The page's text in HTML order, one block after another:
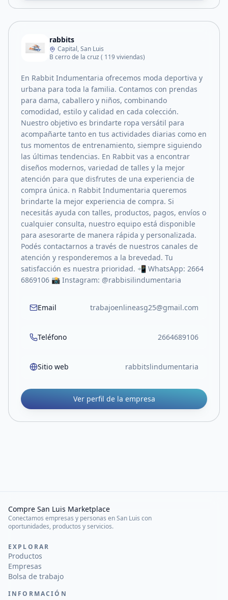
rabbits
Capital, San Luis
B cerro de la cruz ( 119 viviendas)
En Rabbit Indumentaria ofrecemos moda deportiva y
urbana para toda la familia. Contamos con prendas
para dama, caballero y niños, combinando
comodidad, estilo y calidad en cada colección.
Nuestro objetivo es brindarte ropa versátil para
acompañarte tanto en tus actividades diarias como en
tus momentos de entrenamiento, siempre siguiendo
las últimas tendencias. En Rabbit vas a encontrar
diseños modernos, variedad de talles y la mejor
atención para que disfrutes de una experiencia de
compra única. n Rabbit Indumentaria queremos
brindarte la mejor experiencia de compra. Si
necesitás ayuda con talles, productos, pagos, envíos o
cualquier consulta, nuestro equipo está disponible
para asesorarte de manera rápida y personalizada.
Podés contactarnos a través de nuestros canales de
atención y responderemos a la brevedad. Tu
satisfacción es nuestra prioridad. 📲 WhatsApp: 2664
6869106 📸 Instagram: @rabbisilindumentaria
Email trabajoenlineasg25@gmail.com
Teléfono 2664689106
Sitio web rabbitslindumentaria
Ver perfil de la empresa
Compre San Luis Marketplace
Conectamos empresas y personas en San Luis con
oportunidades, productos y servicios.
EXPLORAR
Productos
Empresas
Bolsa de trabajo
INFORMACIÓN